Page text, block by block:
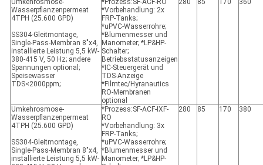
Umkehrosmose-
Wasserpflanzenpermeat
4TPH (25.600 GPD)
SS304-Gleitmontage,
Single-Pass-Membran 8"x4,
installierte Leistung 5,5 kW-
380-415 V, 50 Hz; andere
Spannungen optional;
Speisewasser
TDS<2000ppm;
*Prozess:SF-ACF-RO
*Vorbehandlung: 2x
FRP-Tanks;
*uPVC-Wasserrohre;
*Blumenmesser und
Manometer; *LP&HP-
Schalter;
Betriebsstatusanzeigen
*IC-Steuergerät und
TDS-Anzeige
*Filmtec/Hyranautics
RO-Membranen
optional
280 85 170 360
Umkehrosmose-
Wasserpflanzenpermeat
4TPH (25.600 GPD)
SS304-Gleitmontage,
Single-Pass-Membran 8"x4,
installierte Leistung 5,5 kW-
*Prozess:SF-ACF-IXF-
RO
*Vorbehandlung: 3x
FRP-Tanks;
*uPVC-Wasserrohre;
*Blumenmesser und
Manometer; *LP&HP-
280 85 170 380